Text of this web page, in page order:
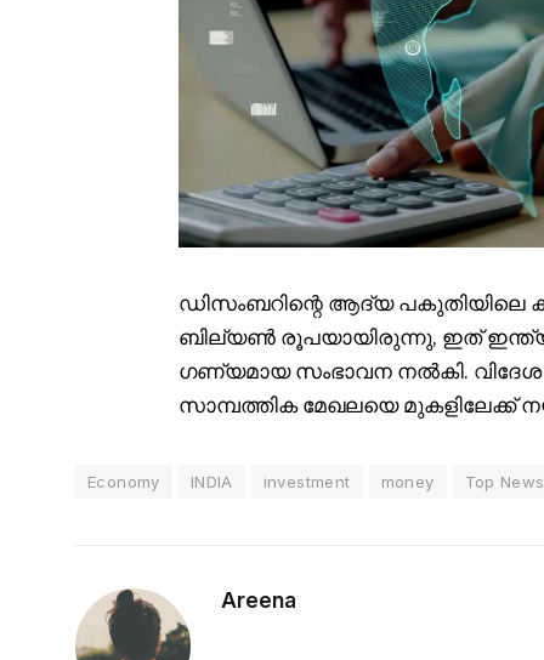
ഡിസംബറിന്റെ ആദ്യ പകുതിയിലെ
ബില്യൺ രൂപയായിരുന്നു, ഇത്
ഗണ്യമായ സംഭാവന നൽകി. വിദേശ
സാമ്പത്തിക മേഖലയെ മുകളിലേക്ക്
Economy INDIA investment money Top News
Areena